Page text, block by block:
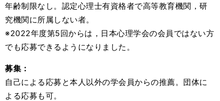
年齢制限なし。認定心理士有資格者で高等教育機関，研
究機関に所属しない者。
※2022年度第5回からは，日本心理学会の会員ではない方
でも応募できるようになりました。
募集：
自己による応募と本人以外の学会員からの推薦。団体に
よる応募も可。